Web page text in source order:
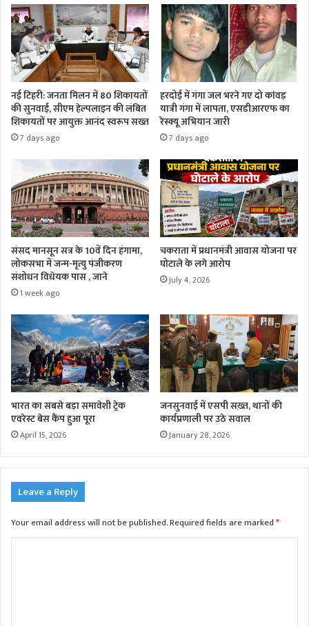
नई टिहरी: जनता मिलन में 80 शिकायतों
की सुनवाई, सीएम हेल्पलाइन की लंबित
शिकायतों पर आयुक्त आनंद स्वरूप सख्त
7 days ago
हरदोई में गंगा जल भरने गए दो कांवड़
यात्री गंगा में लापता, एसडीआरएफ का
रेस्क्यू अभियान जारी
7 days ago
संसद मानसून सत्र के 10वें दिन हंगामा,
लोकसभा में जन्म-मृत्यु पंजीकरण
संशोधन विधेयक पास , जाने
1 week ago
चकराता में प्रधानमंत्री आवास योजना पर
घोटाले के लगे आरोप
July 4, 2026
भारत का सबसे बड़ा समावेशी ट्रेक
एवरेस्ट बेस कैंप हुआ पूरा
April 15, 2026
जनसुनवाई में एसपी सख़्त, थानों की
कार्यप्रणाली पर उठे सवाल
January 28, 2026
Leave a Reply
Your email address will not be published.Required fields are marked*